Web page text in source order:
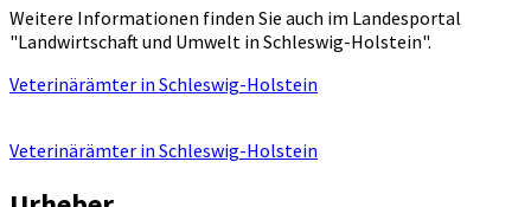
Weitere Informationen finden Sie auch im Landesportal
"Landwirtschaft und Umwelt in Schleswig-Holstein".
Veterinärämter in Schleswig-Holstein
Veterinärämter in Schleswig-Holstein